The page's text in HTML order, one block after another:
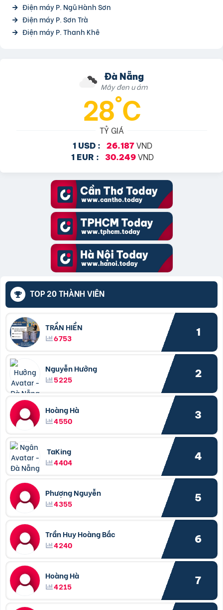
Điện máy P. Ngũ Hành Sơn
Điện máy P. Sơn Trà
Điện máy P. Thanh Khê
Đà Nẵng
Mây đen u ám
28°C
TỶ GIÁ
1 USD : 26.187 VND
1 EUR : 30.249 VND
TOP 20 THÀNH VIÊN
TRẦN HIỀN
6753
1
Nguyễn Hưởng
5225
2
Hoàng Hà
4550
3
TaKing
4404
4
Phượng Nguyễn
4355
5
Trần Huy Hoàng Bắc
4240
6
Hoàng Hà
4215
7